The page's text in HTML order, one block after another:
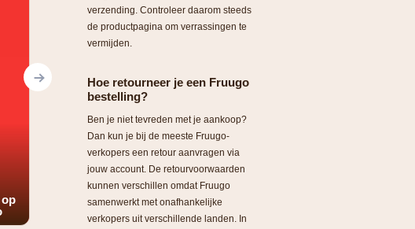
verzending. Controleer daarom steeds
de productpagina om verrassingen te
vermijden.
Hoe retourneer je een Fruugo
bestelling?
Ben je niet tevreden met je aankoop?
Dan kun je bij de meeste Fruugo-
verkopers een retour aanvragen via
jouw account. De retourvoorwaarden
kunnen verschillen omdat Fruugo
samenwerkt met onafhankelijke
verkopers uit verschillende landen. In